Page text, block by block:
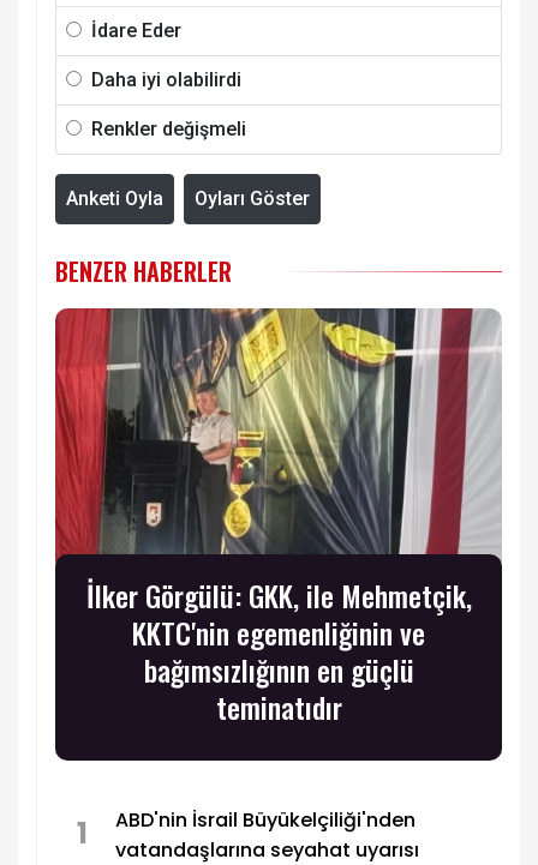
İdare Eder
Daha iyi olabilirdi
Renkler değişmeli
Anketi Oyla Oyları Göster
BENZER HABERLER
İlker Görgülü: GKK, ile Mehmetçik,
KKTC'nin egemenliğinin ve
bağımsızlığının en güçlü
teminatıdır
1
ABD'nin İsrail Büyükelçiliği'nden
vatandaşlarına seyahat uyarısı